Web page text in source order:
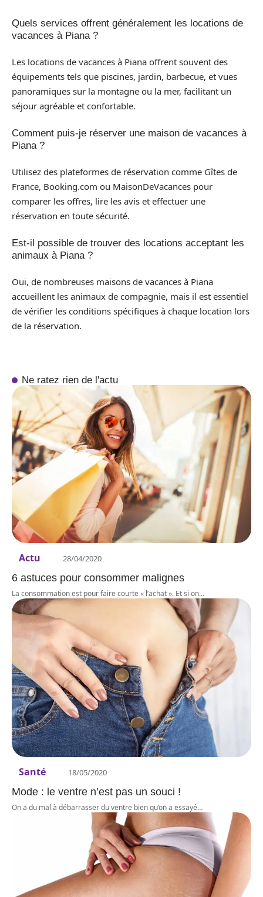
Quels services offrent généralement les locations de
vacances à Piana ?
Les locations de vacances à Piana offrent souvent des
équipements tels que piscines, jardin, barbecue, et vues
panoramiques sur la montagne ou la mer, facilitant un
séjour agréable et confortable.
Comment puis-je réserver une maison de vacances à
Piana ?
Utilisez des plateformes de réservation comme Gîtes de
France, Booking.com ou MaisonDeVacances pour
comparer les offres, lire les avis et effectuer une
réservation en toute sécurité.
Est-il possible de trouver des locations acceptant les
animaux à Piana ?
Oui, de nombreuses maisons de vacances à Piana
accueillent les animaux de compagnie, mais il est essentiel
de vérifier les conditions spécifiques à chaque location lors
de la réservation.
Ne ratez rien de l'actu
Actu 28/04/2020
6 astuces pour consommer malignes
La consommation est pour faire courte « l’achat ». Et si on…
Santé 18/05/2020
Mode : le ventre n’est pas un souci !
On a du mal à débarrasser du ventre bien qu’on a essayé…